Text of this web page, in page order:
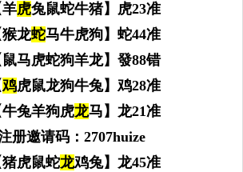
虎兔鼠蛇牛猪】虎23准
龙蛇马牛虎狗】蛇44准
马虎蛇狗羊龙】發88错
鸡虎鼠龙狗牛兔】鸡28准
兔羊狗虎龙马】龙21准
册邀请码：2707huize
虎鼠蛇龙鸡兔】龙45准